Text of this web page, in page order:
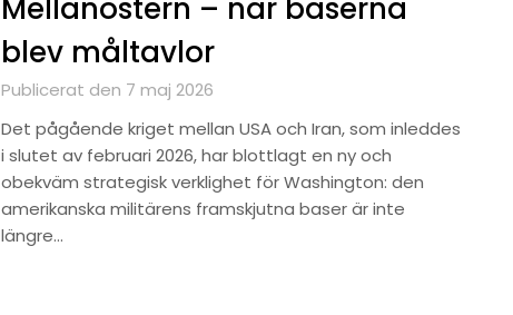
Mellanöstern – när baserna
blev måltavlor
Publicerat den 7 maj 2026
Det pågående kriget mellan USA och Iran, som inleddes
i slutet av februari 2026, har blottlagt en ny och
obekväm strategisk verklighet för Washington: den
amerikanska militärens framskjutna baser är inte
längre…